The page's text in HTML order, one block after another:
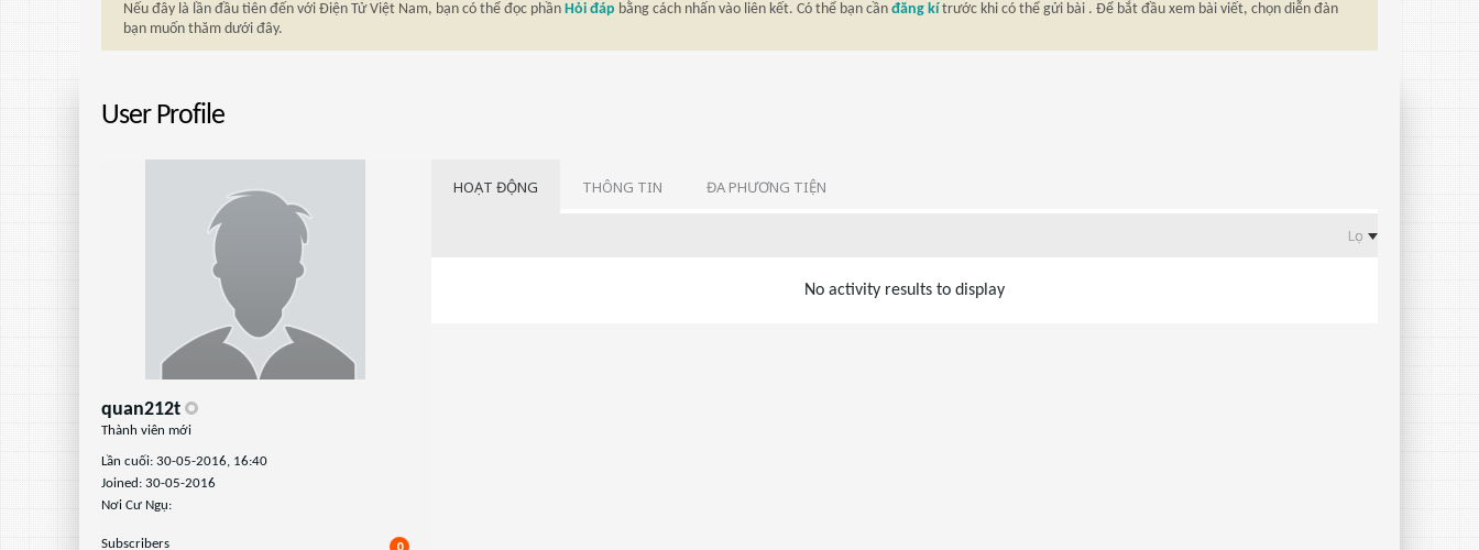
Nếu đây là lần đầu tiên đến với Điện Tử Việt Nam, bạn có thể đọc phần Hỏi đáp bằng cách nhấn vào liên kết. Có thể bạn cần đăng kí trước khi có thể gửi bài . Để bắt đầu xem bài viết, chọn diễn đàn
bạn muốn thăm dưới đây.
User Profile
quan212t
Thành viên mới
Lần cuối: 30-05-2016, 16:40
Joined: 30-05-2016
Nơi Cư Ngụ:
Subscribers 0
HOẠT ĐỘNG THÔNG TIN ĐA PHƯƠNG TIỆN
Lọc
No activity results to display